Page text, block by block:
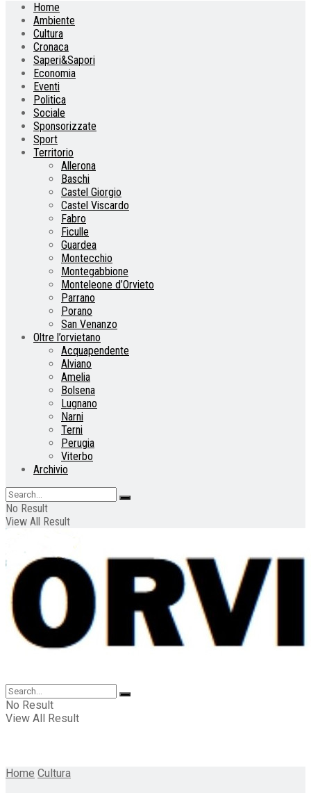
Home
Ambiente
Cultura
Cronaca
Saperi&Sapori
Economia
Eventi
Politica
Sociale
Sponsorizzate
Sport
Territorio
Allerona
Baschi
Castel Giorgio
Castel Viscardo
Fabro
Ficulle
Guardea
Montecchio
Montegabbione
Monteleone d’Orvieto
Parrano
Porano
San Venanzo
Oltre l’orvietano
Acquapendente
Alviano
Amelia
Bolsena
Lugnano
Narni
Terni
Perugia
Viterbo
Archivio
No Result
View All Result
No Result
View All Result
Home Cultura